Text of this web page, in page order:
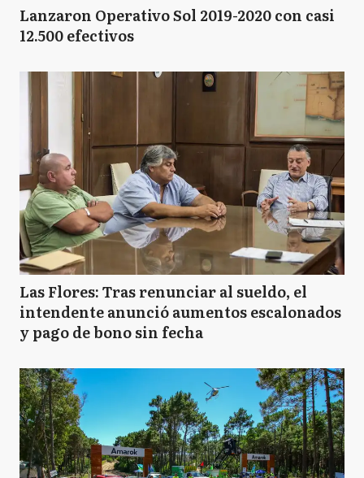
Lanzaron Operativo Sol 2019-2020 con casi
12.500 efectivos
Las Flores: Tras renunciar al sueldo, el
intendente anunció aumentos escalonados
y pago de bono sin fecha